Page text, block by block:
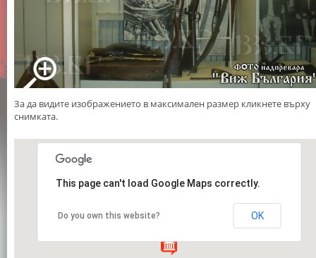
За да видите изображението в максимален размер кликнете върху
снимката.
This page can't load Google Maps correctly.
Do you own this website? OK